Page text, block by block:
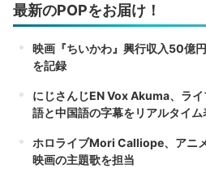
最新のPOPをお届け！
映画『ちいかわ』興行収入50億
を記録
にじさんじEN Vox Akuma、ラ
語と中国語の字幕をリアルタイム
ホロライブMori Calliope、アニ
映画の主題歌を担当